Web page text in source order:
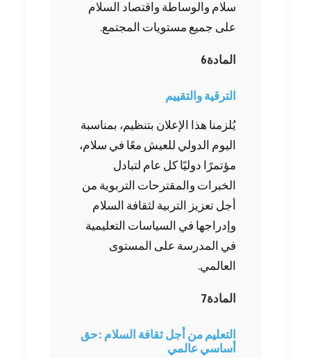
سلام والوساطة واقتصاد السلام
على جميع مستويات المجتمع.
المادة‭ ‬6‭ ‬
الترقية‭ ‬والتقييم
يُلزمنا هذا الإعلان بتنظيم، بمناسبة
اليوم الدولي للعيش معًا في سلام،
مؤتمرًا دوليًا كل عام لتبادل
الخبرات والمقترحات التربوية من
أجل تعزيز التربية لثقافة السلام
وإدراجها في السياسات التعليمية
في المدرسة على المستوى
العالمي.
المادة‭ ‬7‭ ‬
‬أساسي‭ ‬عالمي